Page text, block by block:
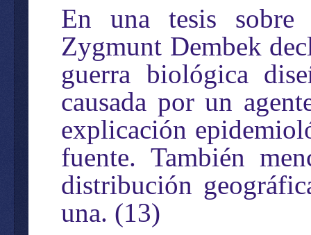
En una tesis sobre
Zygmunt Dembek
guerra biológica
causada por un
explicación
fuente. También
distribución
una. (13)